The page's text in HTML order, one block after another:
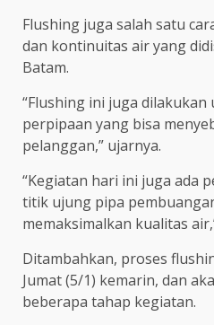
Flushing juga salah satu
dan kontinuitas air yang
Batam.
“Flushing ini juga
perpipaan yang bisa
pelanggan,” ujarnya.
“Kegiatan hari ini juga ada
titik ujung pipa
memaksimalkan kualitas
Ditambahkan, proses
Jumat (5/1) kemarin, dan
beberapa tahap kegiatan.